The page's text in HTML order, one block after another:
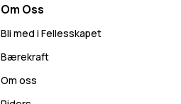
Om Oss
Bli med i Fellesskapet
Bærekraft
Om oss